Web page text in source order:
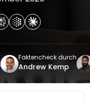
Faktencheck durch
Andrew Kemp